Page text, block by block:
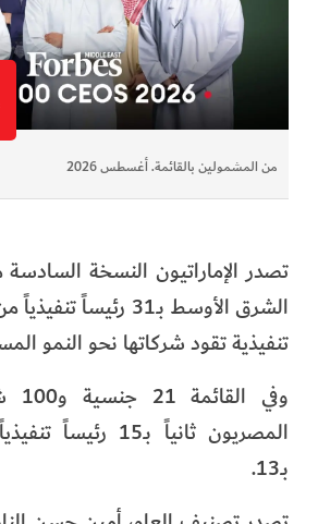
من المشمولين بالقائمة. أغسطس 2026
تصدر الإماراتيون النسخة
تنفيذية تقود شركاتها نحو النمو
المصريون ثانياً
بـ13.